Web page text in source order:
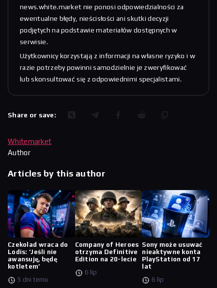
news.white.market nie ponosi odpowiedzialności za
ewentualne błędy, nieścisłości ani skutki decyzji
podjętych na podstawie materiałów dostępnych w
serwisie.
Użytkownicy korzystają z informacji na własne ryzyko i w
razie potrzeby powinni samodzielnie je zweryfikować
lub skonsultować się z odpowiednimi specjalistami.
Share or save:
Whitemarket
Author
Articles by this author
Czekolad wraca do
Lodis: ‘Jeśli nie
awansuję, będę
kotletem’
5 dni temu
Company of Heroes
otrzyma Definitive
Edition na 20-lecie
6 lip
Sony może usuwać
nieaktywne konta
PlayStation od 17
lat
6 lip